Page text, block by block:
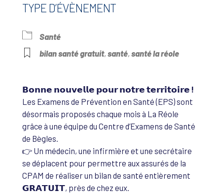
TYPE D’ÉVÈNEMENT
Santé
bilan santé gratuit, santé, santé la réole
𝗕𝗼𝗻𝗻𝗲 𝗻𝗼𝘂𝘃𝗲𝗹𝗹𝗲 𝗽𝗼𝘂𝗿 𝗻𝗼𝘁𝗿𝗲 𝘁𝗲𝗿𝗿𝗶𝘁𝗼𝗶𝗿𝗲 !
Les Examens de Prévention en Santé (EPS) sont
désormais proposés chaque mois à La Réole
grâce à une équipe du Centre d’Examens de Santé
de Bègles.
👉 Un médecin, une infirmière et une secrétaire
se déplacent pour permettre aux assurés de la
CPAM de réaliser un bilan de santé entièrement
𝗚𝗥𝗔𝗧𝗨𝗜𝗧, près de chez eux.